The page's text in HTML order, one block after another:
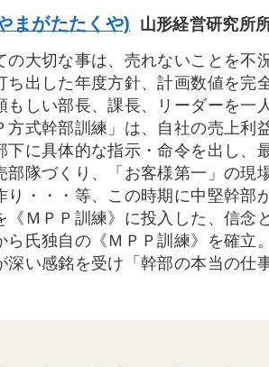
まがたたくや)
山形経営研究所
の大切な事は、売れないことを不
ち出した年度方針、計画数値を完
もしい部長、課長、リーダーを一
方式幹部訓練」は、自社の売上
下に具体的な指示・命令を出し、
部隊づくり、「お客様第一」の
り・・・等、この時期に中堅幹部
《ＭＰＰ訓練》に投入した、信
ら氏独自の《ＭＰＰ訓練》を確立
深い感銘を受け「幹部の本当の仕